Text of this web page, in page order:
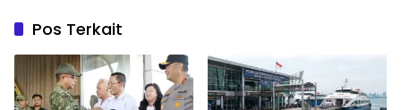
Pos Terkait